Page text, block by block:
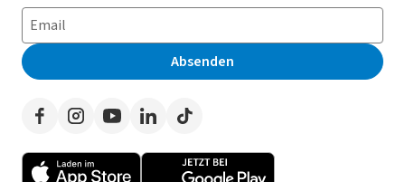
Impressum
Erklärung zur Barrierefreiheit
Presse
Häufig gestellte Fragen
Leasing-Lexikon
Auto-Tests
Werben auf LeasingMarkt.de
Privatleasing
Leasing-Vergleiche
Herstellerverzeichnis
Händlerverzeichnis
Absenden